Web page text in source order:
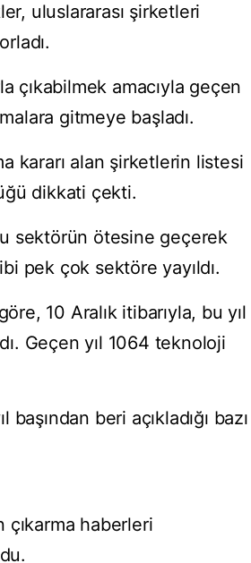
uluslararası şirketleri
çıkabilmek amacıyla geçen
gitmeye başladı.
kararı alan şirketlerin listesi
dikkati çekti.
sektörün ötesine geçerek
pek çok sektöre yayıldı.
10 Aralık itibarıyla, bu yıl
Geçen yıl 1064 teknoloji
beri açıkladığı bazı
haberleri